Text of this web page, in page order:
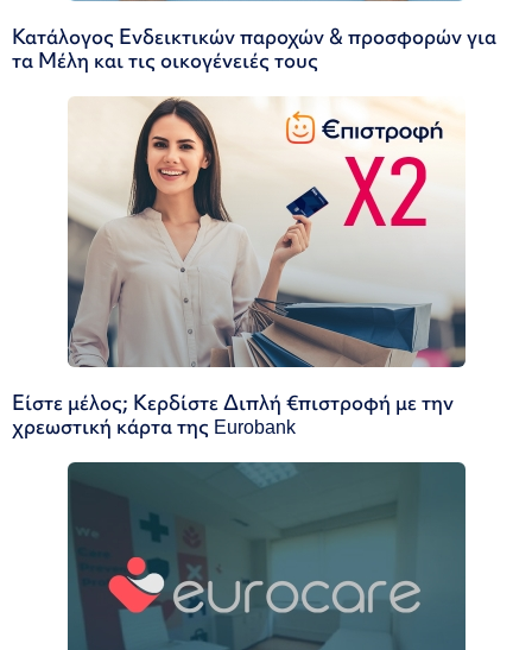
Κατάλογος Ενδεικτικών παροχών & προσφορών για
τα Μέλη και τις οικογένειές τους
Είστε μέλος; Κερδίστε Διπλή €πιστροφή με την
χρεωστική κάρτα της Eurobank